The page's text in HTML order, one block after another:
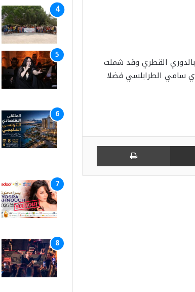
أفضل مدرب بالدوري القطري وقد شملت
سامي الطرابلسي فضلا
مشاركة عبر البريد طباعة